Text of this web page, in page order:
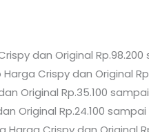
dan Original Rp.98.200
Crispy dan Original
Original Rp.35.100
Original Rp.24.100 sampai